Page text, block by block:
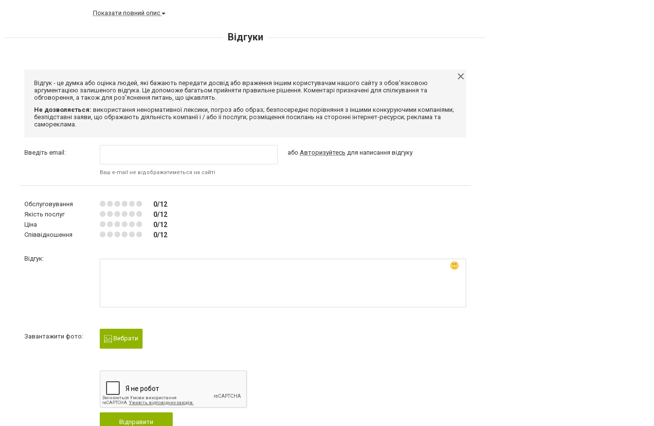
Показати повний опис
Відгуки
Відгук - це думка або оцінка людей, які бажають передати досвід або враження іншим користувачам нашого сайту з обов'язковою
аргументацією залишеного відгука. Це допоможе багатьом прийняти правильне рішення. Коментарі призначені для спілкування та
обговорення, а також для роз'яснення питань, що цікавлять.
Не дозволяється: використання ненормативної лексики, погроз або образ; безпосереднє порівняння з іншими конкуруючими компаніями;
безпідставні заяви, що ображають діяльність компанії і / або її послуги; розміщення посилань на сторонні інтернет-ресурси; реклама та
самореклама.
Введіть email:
Ваш e-mail не відображатиметься на сайті
абоАвторизуйтесь для написання відгуку
Обслуговування 0/12
Якість послуг 0/12
Ціна 0/12
Співвідношення 0/12
Відгук:
Завантажити фото: Вибрати
Відправити